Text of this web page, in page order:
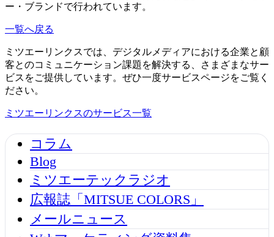
ー・ブランドで行われています。
一覧へ戻る
ミツエーリンクスでは、デジタルメディアにおける企業と顧
客とのコミュニケーション課題を解決する、さまざまなサー
ビスをご提供しています。ぜひ一度サービスページをご覧く
ださい。
ミツエーリンクスのサービス一覧
コラム
Blog
ミツエーテックラジオ
広報誌「MITSUE COLORS」
メールニュース